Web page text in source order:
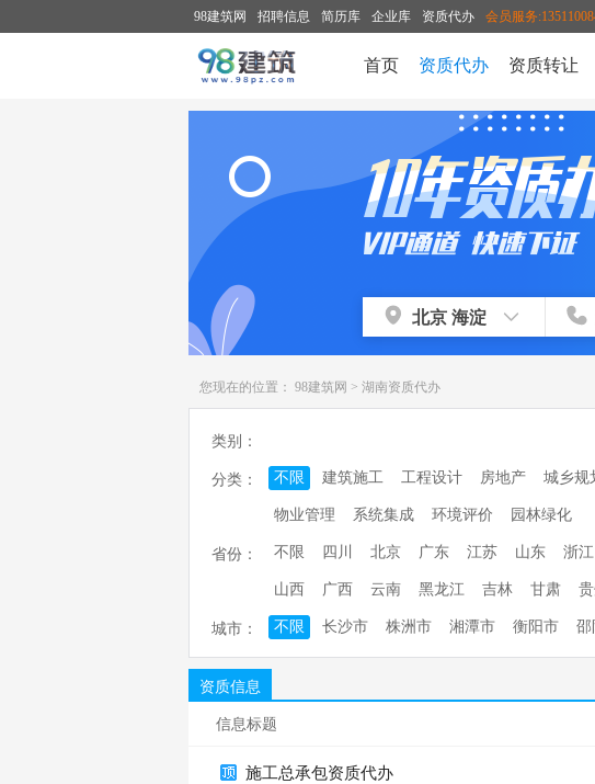
98建筑网 招聘信息 简历库 企业库 资质代办 会员服务
首页 资质代办 资质转让
您现在的位置： 98建筑网 > 湖南资质代办
类别：
分类： 不限 建筑施工 工程设计 房地产 城乡规
物业管理 系统集成 环境评价 园林绿化
省份： 不限 四川 北京 广东 江苏 山东 浙江
山西 广西 云南 黑龙江 吉林 甘肃 贵
城市： 不限 长沙市 株洲市 湘潭市 衡阳市 邵
资质信息
信息标题
施工总承包资质代办